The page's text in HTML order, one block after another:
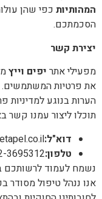
המהותיות כפי שהן
הסכמתכם.
יצירת קשר
מפעילי אתר יפים וייץ
את פרטיות המשתמשים.
הערות בנוגע למדיניות
תוכלו ליצור עמנו
דוא"ל:
טלפון:
3695312
נשמח לעמוד לרשותכם
אנו ננהל טיפול